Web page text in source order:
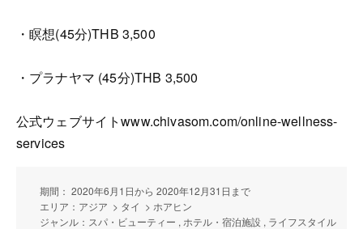
・瞑想(45分)THB 3,500
・プラナヤマ (45分)THB 3,500
公式ウェブサイトwww.chivasom.com/online-wellness-
services
期間： 2020年6月1日から 2020年12月31日まで
エリア：アジア > タイ > ホアヒン
ジャンル：スパ・ビューティー , ホテル・宿泊施設 , ライフスタイル